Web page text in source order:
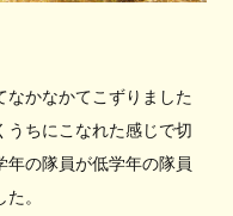
なかなかてこずりました
ちにこなれた感じで切
年の隊員が低学年の隊員
。